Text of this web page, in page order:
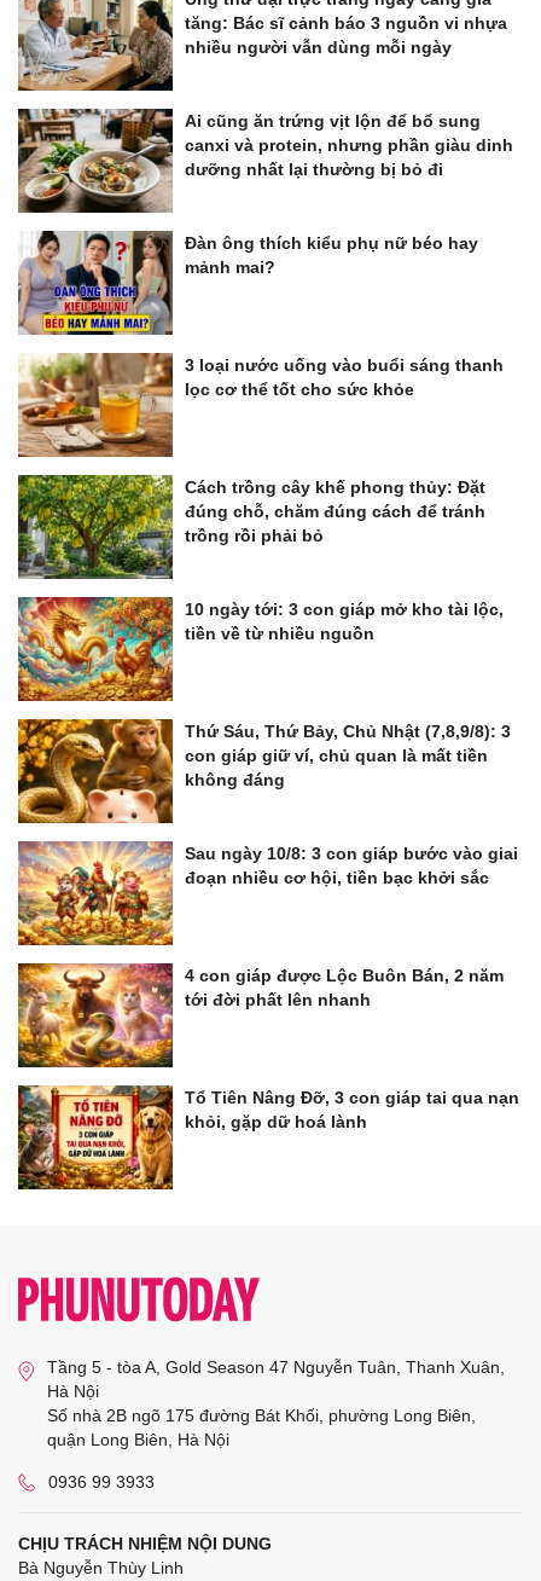
tăng: Bác sĩ cảnh báo 3 nguồn vi nhựa
nhiều người vẫn dùng mỗi ngày
Ai cũng ăn trứng vịt lộn để bổ sung
canxi và protein, nhưng phần giàu dinh
dưỡng nhất lại thường bị bỏ đi
Đàn ông thích kiểu phụ nữ béo hay
mảnh mai?
3 loại nước uống vào buổi sáng thanh
lọc cơ thể tốt cho sức khỏe
Cách trồng cây khế phong thủy: Đặt
đúng chỗ, chăm đúng cách để tránh
trồng rồi phải bỏ
10 ngày tới: 3 con giáp mở kho tài lộc,
tiền về từ nhiều nguồn
Thứ Sáu, Thứ Bảy, Chủ Nhật (7,8,9/8): 3
con giáp giữ ví, chủ quan là mất tiền
không đáng
Sau ngày 10/8: 3 con giáp bước vào giai
đoạn nhiều cơ hội, tiền bạc khởi sắc
4 con giáp được Lộc Buôn Bán, 2 năm
tới đời phất lên nhanh
Tổ Tiên Nâng Đỡ, 3 con giáp tai qua nạn
khỏi, gặp dữ hoá lành
Tầng 5 - tòa A, Gold Season 47 Nguyễn Tuân, Thanh Xuân,
Hà Nội
Số nhà 2B ngõ 175 đường Bát Khối, phường Long Biên,
quận Long Biên, Hà Nội
0936 99 3933
CHỊU TRÁCH NHIỆM NỘI DUNG
Bà Nguyễn Thùy Linh